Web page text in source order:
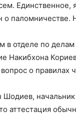
Единственное,
о паломничестве.
в отделе по
Накибхона
о правилах
начальник
аттестация